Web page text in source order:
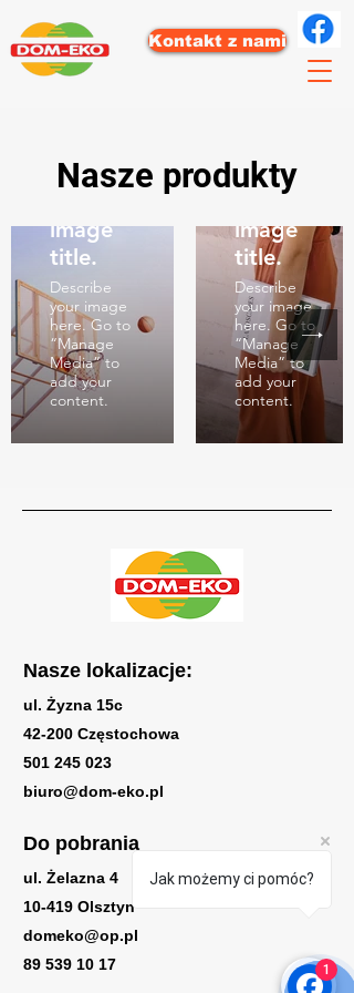
Kontakt z nami
Nasze produkty
image
title.
Describe
your image
here. Go to
“Manage
Media” to
add your
content.
I'm an
image
title.
Describe
your image
here. Go to
“Manage
Media” to
add your
content.
Nasze lokalizacje:
ul. Żyzna 15c
42-200 Częstochowa
501 245 023
biuro@dom-eko.pl
Do pobrania
ul. Żelazna 4
10-419 Olsztyn
domeko@op.pl
89 539 10 17
Jak możemy ci pomóc?
1